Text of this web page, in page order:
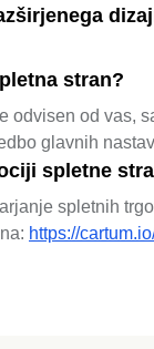
stran?
odvisen od vas,
glavnih
spletne
spletnih
https://